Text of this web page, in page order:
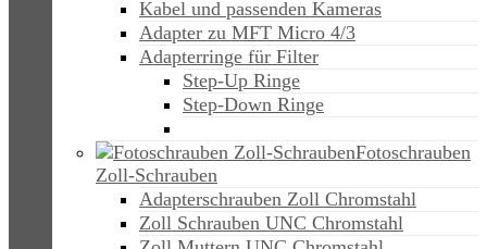
Kabel und passenden Kameras
Adapter zu MFT Micro 4/3
Adapterringe für Filter
Step-Up Ringe
Step-Down Ringe
Fotoschrauben
Zoll-Schrauben
Adapterschrauben Zoll Chromstahl
Zoll Schrauben UNC Chromstahl